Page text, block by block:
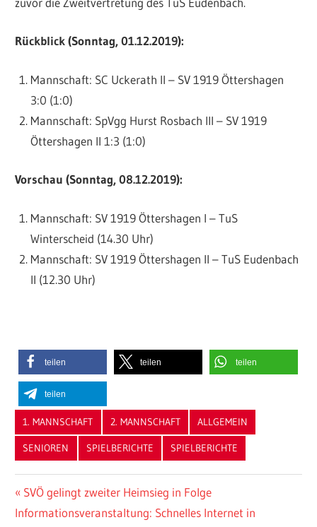
Rückblick (Sonntag, 01.12.2019):
Mannschaft: SC Uckerath II – SV 1919 Öttershagen
3:0 (1:0)
Mannschaft: SpVgg Hurst Rosbach III – SV 1919
Öttershagen II 1:3 (1:0)
Vorschau (Sonntag, 08.12.2019):
Mannschaft: SV 1919 Öttershagen I – TuS
Winterscheid (14.30 Uhr)
Mannschaft: SV 1919 Öttershagen II – TuS Eudenbach
II (12.30 Uhr)
teilen teilen teilen
teilen
1. MANNSCHAFT 2. MANNSCHAFT ALLGEMEIN
SENIOREN SPIELBERICHTE SPIELBERICHTE
Beitragsnavigation
Vorheriger
Beitrag:
SVÖ gelingt zweiter Heimsieg in Folge
Nächster
Informationsveranstaltung: Schnelles Internet in